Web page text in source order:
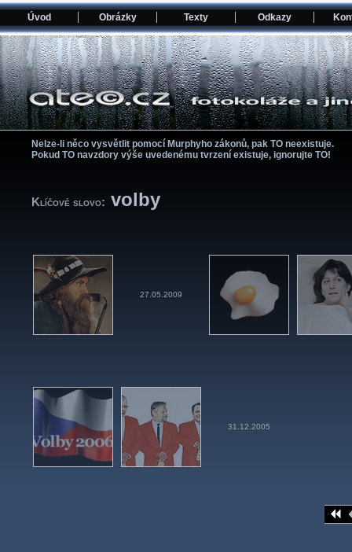
Úvod Obrázky Texty Odkazy
Nelze-li něco vysvětlit pomocí­ Murphyho zákonů, pak TO neexistuje.
Pokud TO navzdory výše uvedenému tvrzení­ existuje, ignorujte TO!
Klíčové slovo: volby
27.05.2009
31.12.2005